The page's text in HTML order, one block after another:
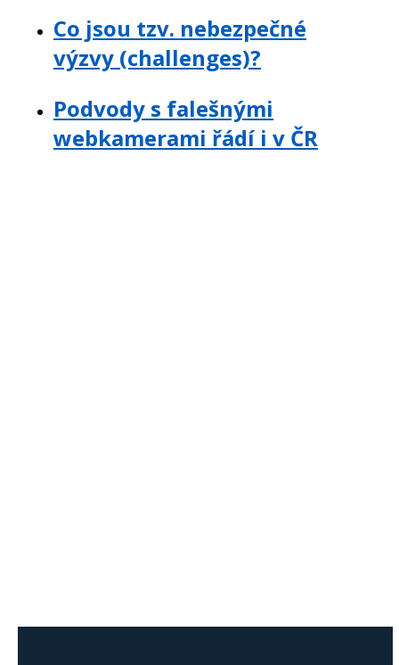
Co jsou tzv. nebezpečné
výzvy (challenges)?
Podvody s falešnými
webkamerami řádí i v ČR